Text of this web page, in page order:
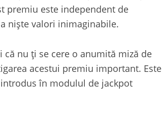
premiu este independent de
niște valori inimaginabile.
nu ți se cere o anumită miză de
acestui premiu important. Este
în modulul de jackpot